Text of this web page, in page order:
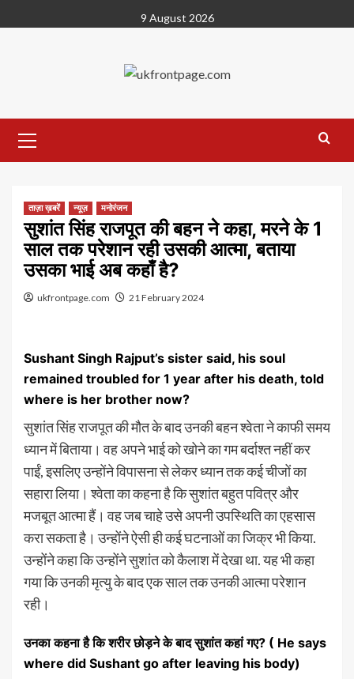
to
9 August 2026
Menu
ताज़ा ख़बरें न्यूज़ मनोरंजन
सुशांत सिंह राजपूत की बहन ने कहा, मरने के 1
साल तक परेशान रही उसकी आत्मा, बताया
उसका भाई अब कहाँ है?
ukfrontpage.com 21 February 2024
Sushant Singh Rajput’s sister said, his soul
remained troubled for 1 year after his death, told
where is her brother now?
सुशांत सिंह राजपूत की मौत के बाद उनकी बहन श्वेता ने काफी समय
ध्यान में बिताया। वह अपने भाई को खोने का गम बर्दाश्त नहीं कर
पाईं, इसलिए उन्होंने विपासना से लेकर ध्यान तक कई चीजों का
सहारा लिया। श्वेता का कहना है कि सुशांत बहुत पवित्र और
मजबूत आत्मा हैं। वह जब चाहे उसे अपनी उपस्थिति का एहसास
करा सकता है। उन्होंने ऐसी ही कई घटनाओं का जिक्र भी किया.
उन्होंने कहा कि उन्होंने सुशांत को कैलाश में देखा था. यह भी कहा
गया कि उनकी मृत्यु के बाद एक साल तक उनकी आत्मा परेशान
रही।
उनका कहना है कि शरीर छोड़ने के बाद सुशांत कहां गए? ( He says
where did Sushant go after leaving his body)